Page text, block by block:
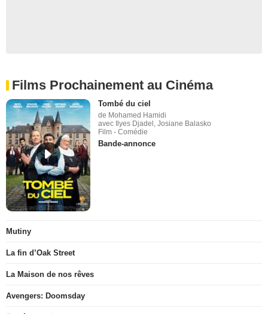
Films Prochainement au Cinéma
Tombé du ciel
de Mohamed Hamidi
avec Ilyes Djadel, Josiane Balasko
Film - Comédie
Bande-annonce
Mutiny
La fin d’Oak Street
La Maison de nos rêves
Avengers: Doomsday